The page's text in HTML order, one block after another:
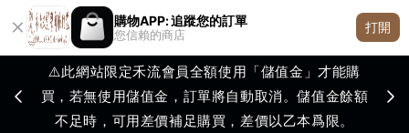
購物APP: 追蹤您的訂單
您信賴的商店
打開
⚠️此網站限定禾流會員全額使用「儲值金」才能購
買，若無使用儲值金，訂單將自動取消。儲值金餘額
不足時，可用差價補足購買，差價以乙本爲限。
購